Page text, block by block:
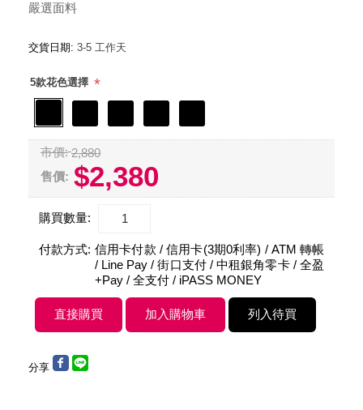
嚴選面料
交貨日期: 3-5 工作天
5款花色選擇 *
市價: 2,880
售價: $2,380
購買數量:
付款方式: 信用卡付款 / 信用卡(3期0利率) / ATM 轉帳
/ Line Pay / 街口支付 / 中租銀角零卡 / 全盈
+Pay / 全支付 / iPASS MONEY
分享